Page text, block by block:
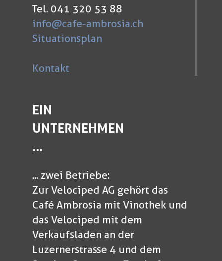
Tel. 041 320 53 88
info@cafe-ambrosia.ch
Situationsplan
Kontakt
EIN
UNTERNEHMEN
...
... zwei Betriebe:
Zur Velociped AG gehört das
Café Ambrosia mit Vinothek und
das Velociped mit dem
Verkaufsladen an der
Luzernerstrasse 4 und dem